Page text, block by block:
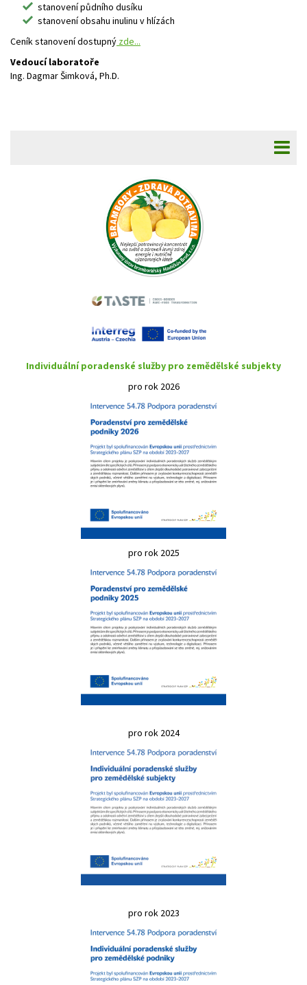
stanovení půdního dusíku
stanovení obsahu inulinu v hlízách
Ceník stanovení dostupný zde...
Vedoucí laboratoře
Ing. Dagmar Šimková, Ph.D.
Individuální poradenské služby pro zemědělské subjekty
pro rok 2026
pro rok 2025
pro rok 2024
pro rok 2023